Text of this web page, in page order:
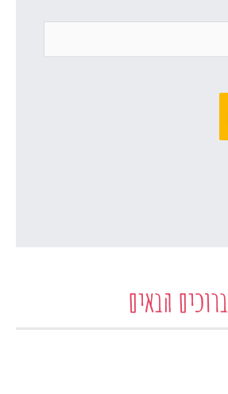
ברוכים הבאים